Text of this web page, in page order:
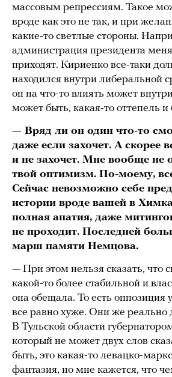
массовым репрессиям. Такое
вроде как это не так, и при
какие-то светлые стороны.
администрация президента
приходят. Кириенко все-таки
находился внутри либеральной
он на что-то влиять может
может быть, какая-то оттепель и
— Вряд ли он один что-то
даже если захочет. А скорее
и не захочет. Мне вообще не
твой оптимизм. По-моему,
Сейчас невозможно себе
истории вроде вашей в
полная апатия, даже
не проходит. Последней
марш памяти Немцова.
— При этом нельзя сказать, что
какой-то более стабильной и
она обещала. То есть оппозиция
все равно хуже. Они же реально
В Тульской области
который не может двух слов
быть, это какая-то левацко-
фантазия, но мне кажется, что